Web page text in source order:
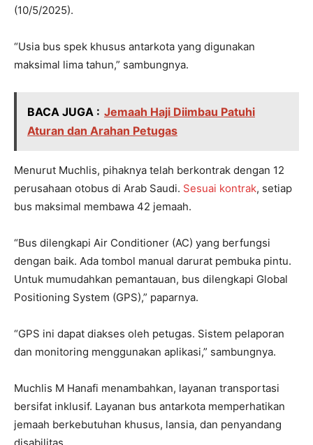
(10/5/2025).
“Usia bus spek khusus antarkota yang digunakan
maksimal lima tahun,” sambungnya.
BACA JUGA : Jemaah Haji Diimbau Patuhi
Aturan dan Arahan Petugas
Menurut Muchlis, pihaknya telah berkontrak dengan 12
perusahaan otobus di Arab Saudi. Sesuai kontrak, setiap
bus maksimal membawa 42 jemaah.
“Bus dilengkapi Air Conditioner (AC) yang berfungsi
dengan baik. Ada tombol manual darurat pembuka pintu.
Untuk mumudahkan pemantauan, bus dilengkapi Global
Positioning System (GPS),” paparnya.
“GPS ini dapat diakses oleh petugas. Sistem pelaporan
dan monitoring menggunakan aplikasi,” sambungnya.
Muchlis M Hanafi menambahkan, layanan transportasi
bersifat inklusif. Layanan bus antarkota memperhatikan
jemaah berkebutuhan khusus, lansia, dan penyandang